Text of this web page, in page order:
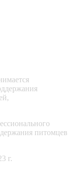
питомцев
г.